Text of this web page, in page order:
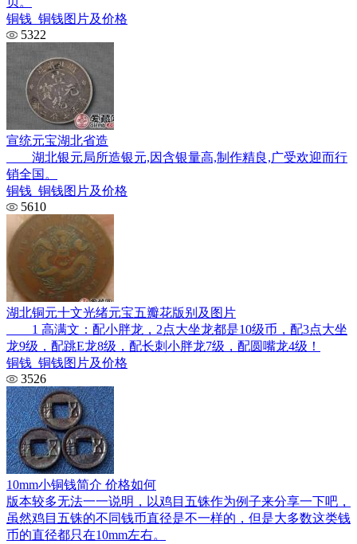
铜钱_铜钱图片及价格
5322
宣统元宝湖北省造
湖北银元局所造银元,因含银量高,制作精良,广受欢迎而行
销全国。
铜钱_铜钱图片及价格
5610
湖北铜元十文光绪元宝五瓣花版别及图片
1 高满文：配小胖龙，2点大坐龙都是10级币，配3点大坐
龙9级，配跳E龙8级，配长刺小胖龙7级，配圆嘴龙4级！
铜钱_铜钱图片及价格
3526
10mm小铜钱简介 价格如何
版本较多无法一一说明，以鸡目五铢作为例子来分享一下吧，
虽然鸡目五铢的不同钱币直径是不一样的，但是大多数这类钱
币的直径都只在10mm左右。